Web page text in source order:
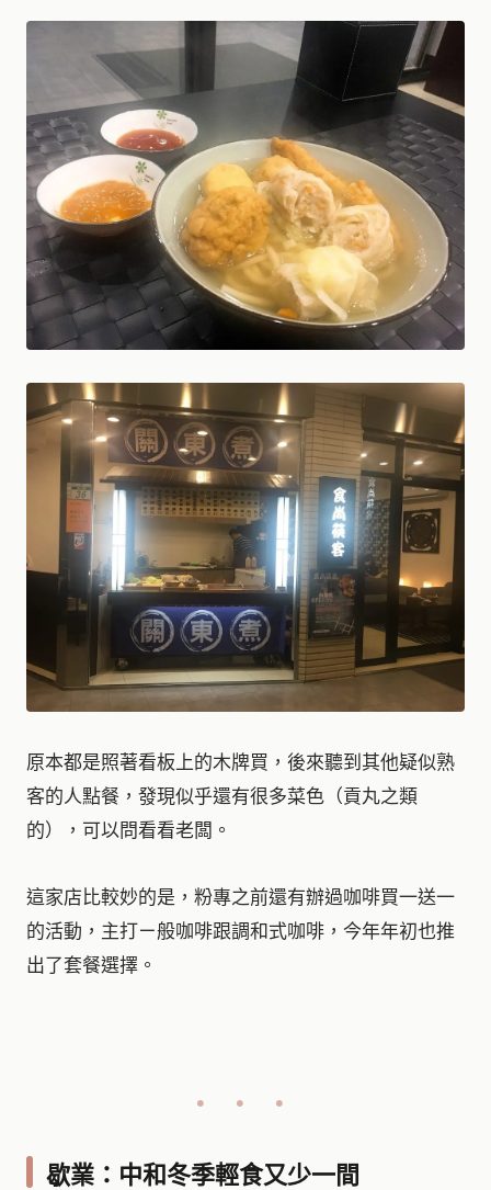
原本都是照著看板上的木牌買，後來聽到其他疑似熟
客的人點餐，發現似乎還有很多菜色（貢丸之類
的），可以問看看老闆。
這家店比較妙的是，粉專之前還有辦過咖啡買一送一
的活動，主打ㄧ般咖啡跟調和式咖啡，今年年初也推
出了套餐選擇。
歇業：中和冬季輕食又少一間